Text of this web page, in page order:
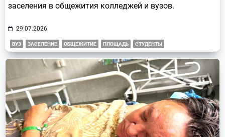
заселения в общежития колледжей и вузов.
29.07.2026
ВУЗ ЗАСЕЛЕНИЕ ОБЩЕЖИТИЕ ПЛОЩАДЬ СТУДЕНТЫ